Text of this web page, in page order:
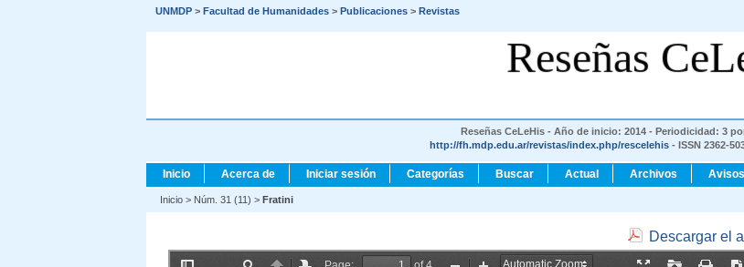
UNMDP > Facultad de Humanidades > Publicaciones > Revistas
Reseñas
Reseñas CeLeHis - Año de inicio: 2014 - Periodicidad: 3
http://fh.mdp.edu.ar/revistas/index.php/rescelehis - ISSN 2362-
Inicio Acerca de Iniciar sesión Categorías Buscar Actual Archivos Avisos
Inicio > Núm. 31 (11) > Fratini
Descargar el